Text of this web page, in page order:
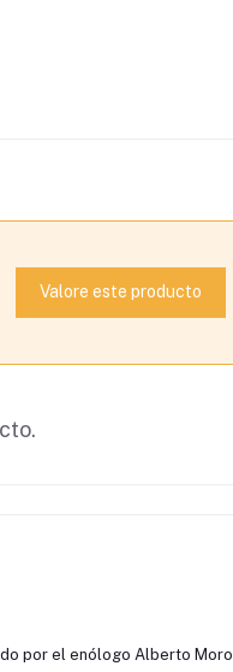
Valore este producto
por el enólogo Alberto Moro.